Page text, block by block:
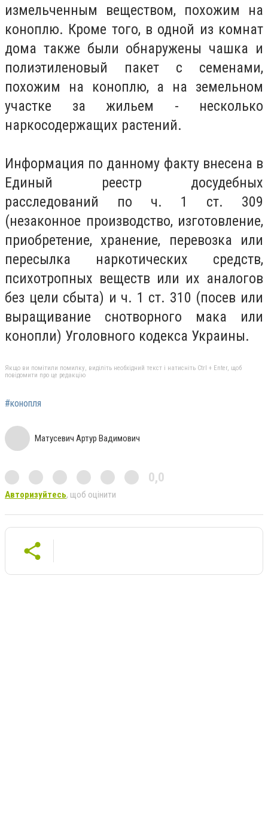
измельченным веществом, похожим на
коноплю. Кроме того, в одной из комнат
дома также были обнаружены чашка и
полиэтиленовый пакет с семенами,
похожим на коноплю, а на земельном
участке за жильем - несколько
наркосодержащих растений.
Информация по данному факту внесена в
Единый реестр досудебных
расследований по ч. 1 ст. 309
(незаконное производство, изготовление,
приобретение, хранение, перевозка или
пересылка наркотических средств,
психотропных веществ или их аналогов
без цели сбыта) и ч. 1 ст. 310 (посев или
выращивание снотворного мака или
конопли) Уголовного кодекса Украины.
Якщо ви помітили помилку, виділіть необхідний текст і натисніть Ctrl + Enter, щоб
повідомити про це редакцію
#конопля
Матусевич Артур Вадимович
0,0
Авторизуйтесь, щоб оцінити